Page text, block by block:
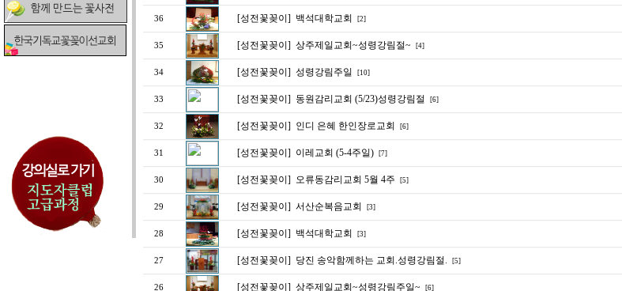
36 [성전꽃꽂이] 백석대학교회 [2]
35 [성전꽃꽂이] 상주제일교회~성령강림절~ [4]
34 [성전꽃꽂이] 성령강림주일 [10]
33 [성전꽃꽂이] 동원감리교회 (5/23)성령강림절 [6]
32 [성전꽃꽂이] 인디 은혜 한인장로교회 [6]
31 [성전꽃꽂이] 이레교회 (5-4주일) [7]
30 [성전꽃꽂이] 오류동감리교회 5월 4주 [5]
29 [성전꽃꽂이] 서산순복음교회 [3]
28 [성전꽃꽂이] 백석대학교회 [3]
27 [성전꽃꽂이] 당진 송악함께하는 교회.성령강림절. [5]
26 [성전꽃꽂이] 상주제일교회~성령강림주일~ [6]